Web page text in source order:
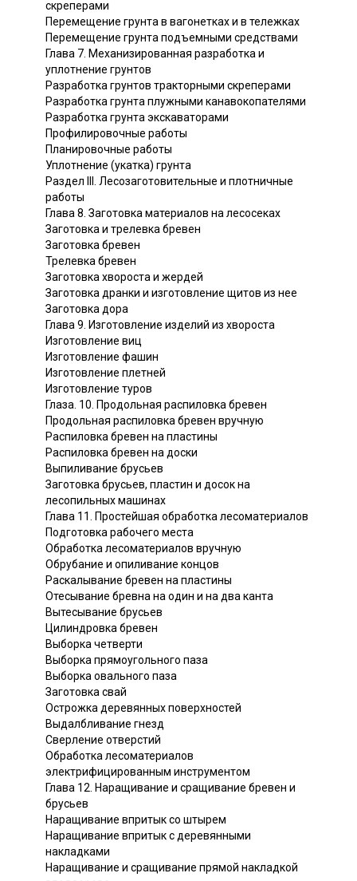
скреперами
Перемещение грунта в вагонетках и в тележках
Перемещение грунта подъемными средствами
Глава 7. Механизированная разработка и
уплотнение грунтов
Разработка грунтов тракторными скреперами
Разработка грунта плужными канавокопателями
Разработка грунта экскаваторами
Профилировочные работы
Планировочные работы
Уплотнение (укатка) грунта
Раздел III. Лесозаготовительные и плотничные
работы
Глава 8. Заготовка материалов на лесосеках
Заготовка и трелевка бревен
Заготовка бревен
Трелевка бревен
Заготовка хвороста и жердей
Заготовка дранки и изготовление щитов из нее
Заготовка дора
Глава 9. Изготовление изделий из хвороста
Изготовление виц
Изготовление фашин
Изготовление плетней
Изготовление туров
Глаза. 10. Продольная распиловка бревен
Продольная распиловка бревен вручную
Распиловка бревен на пластины
Распиловка бревен на доски
Выпиливание брусьев
Заготовка брусьев, пластин и досок на
лесопильных машинах
Глава 11. Простейшая обработка лесоматериалов
Подготовка рабочего места
Обработка лесоматериалов вручную
Обрубание и опиливание концов
Раскалывание бревен на пластины
Отесывание бревна на один и на два канта
Вытесывание брусьев
Цилиндровка бревен
Выборка четверти
Выборка прямоугольного паза
Выборка овального паза
Заготовка свай
Острожка деревянных поверхностей
Выдалбливание гнезд
Сверление отверстий
Обработка лесоматериалов
электрифицированным инструментом
Глава 12. Наращивание и сращивание бревен и
брусьев
Наращивание впритык со штырем
Наращивание впритык с деревянными
накладками
Наращивание и сращивание прямой накладкой